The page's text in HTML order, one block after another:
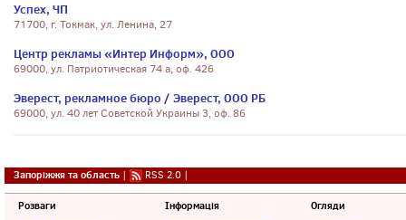
Успех, ЧП
71700, г. Токмак, ул. Ленина, 27
Центр рекламы «Интер Информ», ООО
69000, ул. Патриотическая 74 а, оф. 426
Эверест, рекламное бюро / Эверест, ООО РБ
69000, ул. 40 лет Советской Украины 3, оф. 86
Запоріжжя та область | RSS 2.0 |
Розваги Інформація Огляди